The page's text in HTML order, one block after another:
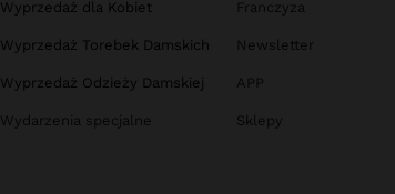
Wyprzedaż dla Kobiet
Wyprzedaż Torebek Damskich
Wyprzedaż Odzieży Damskiej
Wydarzenia specjalne
Franczyza
Newsletter
APP
Sklepy